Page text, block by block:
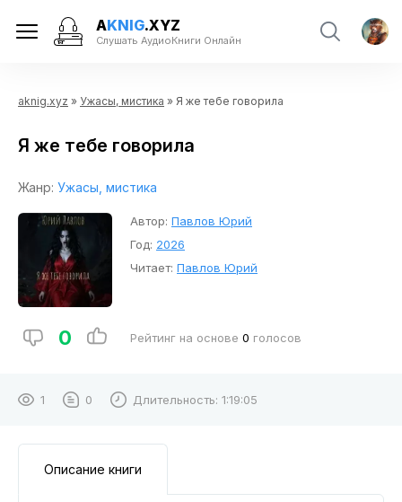
AKNIG.XYZ
Слушать АудиоКниги Онлайн
aknig.xyz » Ужасы, мистика » Я же тебе говорила
Я же тебе говорила
Жанр: Ужасы, мистика
Автор: Павлов Юрий
Год: 2026
Читает: Павлов Юрий
0 Рейтинг на основе 0 голосов
1 0 Длительность: 1:19:05
Описание книги